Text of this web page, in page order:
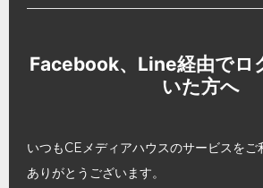
Facebook、Line経由でロ
いた方へ
いつもCEメディアハウスのサービスをご
ありがとうございます。